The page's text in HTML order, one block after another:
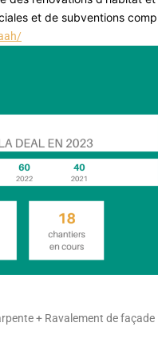
et de subventions
+ Ravalement de façade